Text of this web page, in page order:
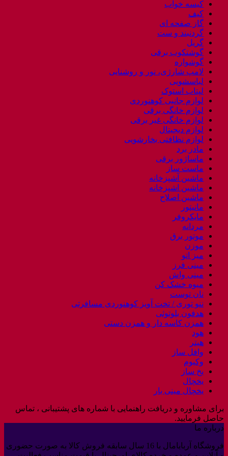
کیسه خواب
کیف
گاز صفحه ای
گردنبند و ست
گریل
گوشتکوب برقی
گوشواره
لامپ شارژی، نور و روشنایی
لباسشویی
لپتاب استوک
لوازم جانبی کوهنوردی
لوازم خانگی برقی
لوازم خانگی غیر برقی
لوازم دیجیتال
لوازم نظافتی بخارشویی
مادر برد
ماساژور برقی
ماست ساز
ماشین آشپزخانه
ماشین اشپزخانه
ماشین اصلاح
مانیتور
مایکروفر
مردانه
موتور برق
موزن
میز اتو
مینی فرز
مینی واش
میوه خشک کن
نان توست
ننو توری / تخت آویز کوهنوردی مسافرتی
هدفون بلوتوثی
همزن کاسه دار و همزن دستی
هود
هیتر
وافل ساز
وکیوم
یخ ساز
یخچال
یخچال مینی بار
برای مشاوره و دریافت راهنمایی با شماره های پشتیبانی ، تماس
حاصل فرمایید.
درباره ما
فروشگاه آربابامال با 16 سال سابقه فروش کالا به صورت حضوری